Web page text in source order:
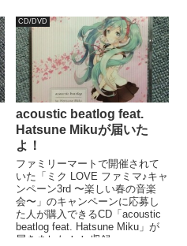
CD/DVD
acoustic beatlog feat.
Hatsune Mikuが届いた
よ！
ファミリーマートで開催されて
いた「ミク LOVE ファミマ♪キャ
ンペーン3rd 〜楽しい春の音楽
会〜」のキャンペーンに応募し
た人が購入できるCD「acoustic
beatlog feat. Hatsune Miku」が
届きました！！ 収録...